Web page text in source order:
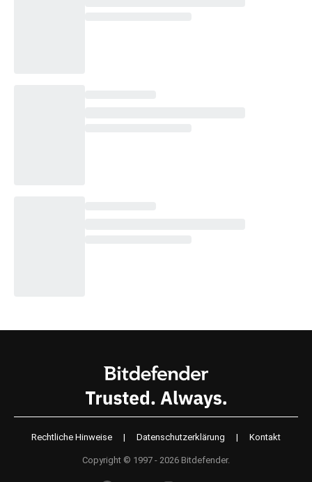
Rechtliche Hinweise | Datenschutzerklärung | Kontakt
Copyright © 1997 - 2026 Bitdefender.